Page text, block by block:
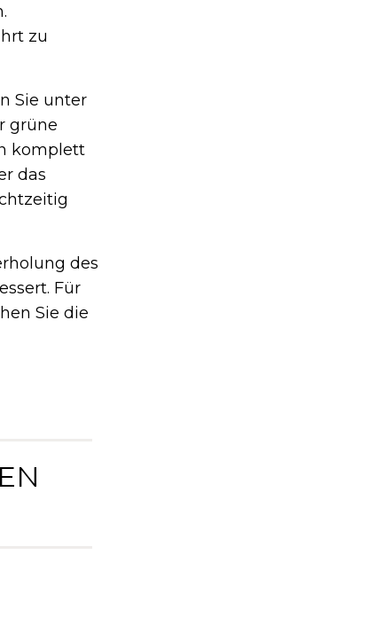
zu
Sie unter
grüne
komplett
das
des
Für
Sie die